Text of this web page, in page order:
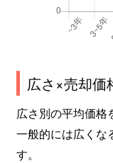
北根黒松
北目町
北目町
木町通
広さ×売却価
広さ別の平均価格
一般的には広くな
す。